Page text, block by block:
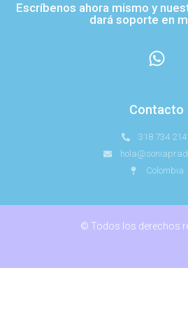
Escríbenos ahora mismo y
dará soporte en
Contacto
318 734
Colombia
© Todos los derechos